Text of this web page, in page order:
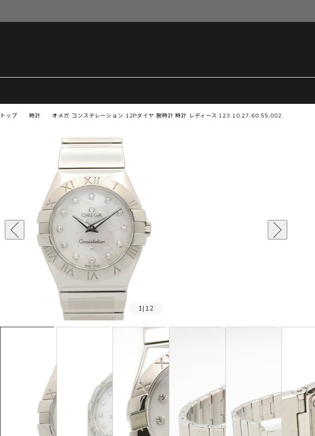
トップ オメガ コンステレーション 12Pダイヤ 腕時計 時計 レディース 123.10.27.60.55.002
時計
SOLD OUT
1| 12